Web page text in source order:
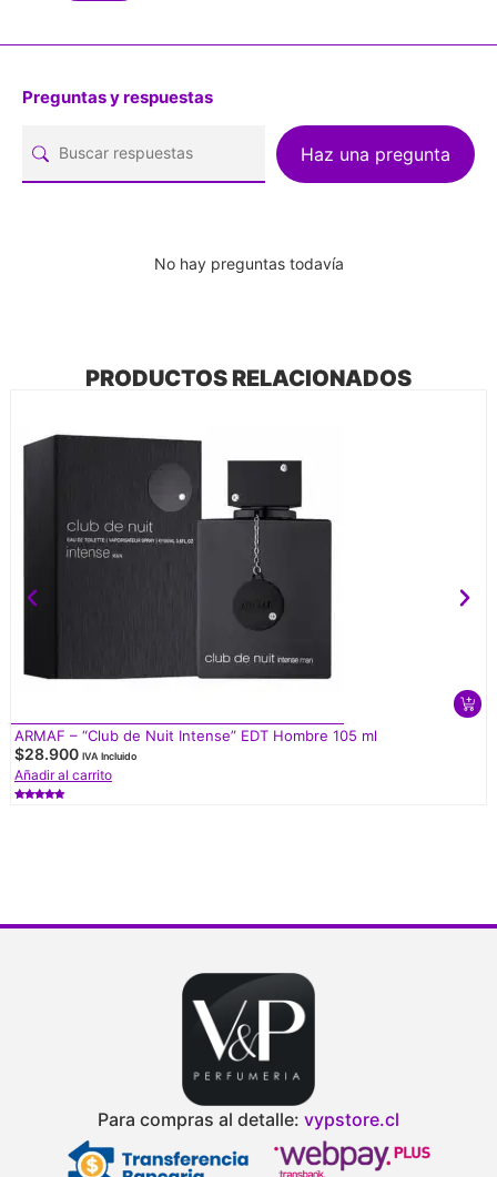
Preguntas y respuestas
Haz una pregunta
No hay preguntas todavía
PRODUCTOS RELACIONADOS
ARMAF – “Club de Nuit Intense” EDT Hombre 105 ml
$28.900 IVA Incluido
Añadir al carrito
Para compras al detalle: vypstore.cl